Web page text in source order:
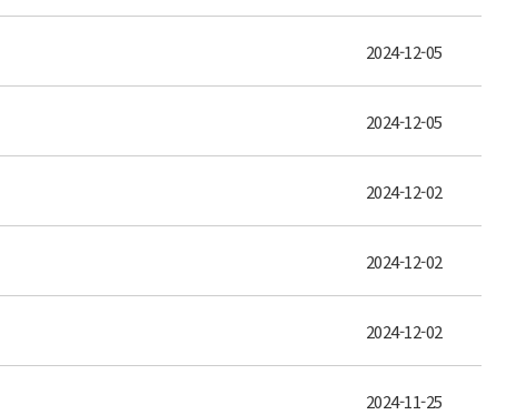
2024-12-05
2024-12-05
2024-12-02
2024-12-02
2024-12-02
2024-11-25